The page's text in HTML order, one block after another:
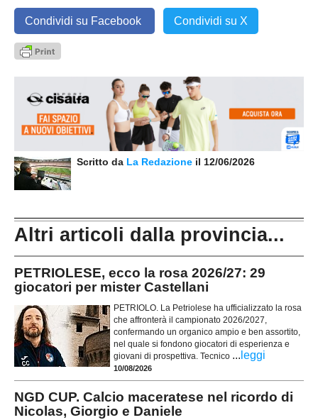
Condividi su Facebook Condividi su X
Scritto da La Redazione il 12/06/2026
Altri articoli dalla provincia...
PETRIOLESE, ecco la rosa 2026/27: 29
giocatori per mister Castellani
PETRIOLO. La Petriolese ha ufficializzato la rosa
che affronterà il campionato 2026/2027,
confermando un organico ampio e ben assortito,
nel quale si fondono giocatori di esperienza e
giovani di prospettiva. Tecnico ... leggi
10/08/2026
NGD CUP. Calcio maceratese nel ricordo di
Nicolas, Giorgio e Daniele